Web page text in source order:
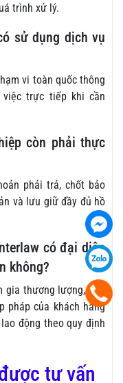
trình xử lý.
sử dụng dịch vụ
vi toàn quốc thông
trực tiếp khi cần
còn phải thực
phải trả, chốt bảo
và lưu giữ đầy đủ hồ
có đại diện
không?
thương lượng, hòa
pháp của khách hàng
động theo quy định
tư vấn